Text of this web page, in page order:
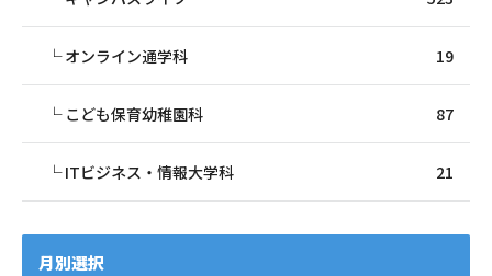
オンライン通学科 19
こども保育幼稚園科 87
ITビジネス・情報大学科 21
月別選択